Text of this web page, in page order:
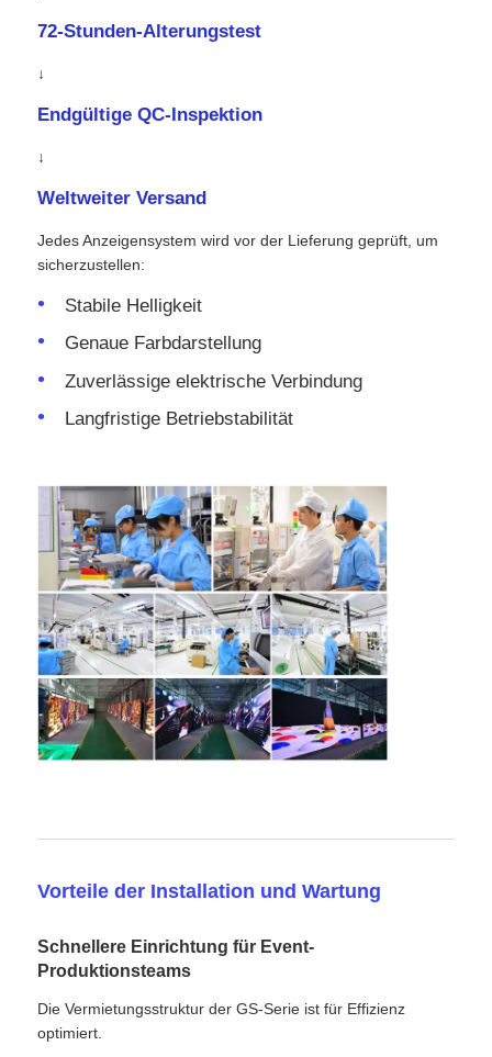
72-Stunden-Alterungstest
↓
Endgültige QC-Inspektion
↓
Weltweiter Versand
Jedes Anzeigensystem wird vor der Lieferung geprüft, um
sicherzustellen:
Stabile Helligkeit
Genaue Farbdarstellung
Zuverlässige elektrische Verbindung
Langfristige Betriebstabilität
Vorteile der Installation und Wartung
Schnellere Einrichtung für Event-
Produktionsteams
Die Vermietungsstruktur der GS-Serie ist für Effizienz
optimiert.